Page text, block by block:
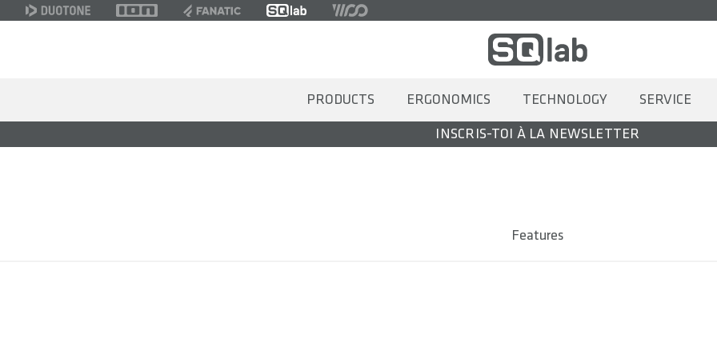
PRODUCTS ERGONOMICS TECHNOLOGY SERVICE
INSCRIS-TOI À LA NEWSLETTER
Features